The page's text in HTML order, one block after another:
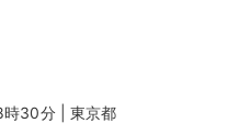
30分 | 東京都